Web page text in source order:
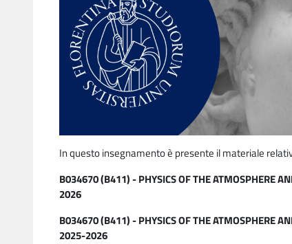
In questo insegnamento è presente il materiale
B034670 (B411) - PHYSICS OF THE ATMOSPHERE
2026
B034670 (B411) - PHYSICS OF THE ATMOSPHERE
2025-2026